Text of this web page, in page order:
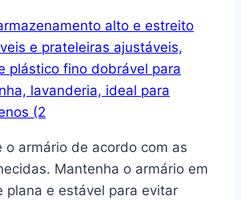
o armário de acordo com as
Mantenha o armário em
plana e estável para evitar